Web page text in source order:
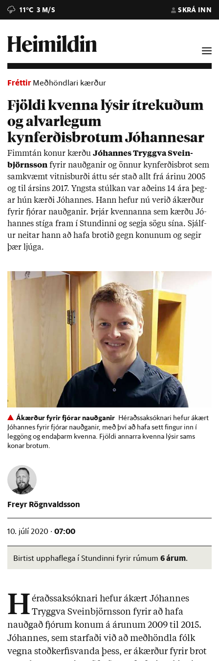
11°C 3 M/S SKRÁ INN
Fréttir Meðhöndlari kærður
Fjöldi kvenna lýsir ítrekuðum
og alvarlegum
kynferðisbrotum Jóhannesar
Fimmtán kon­ur kærðu Jó­hann­es Tryggva Svein­
björns­son fyr­ir nauðg­an­ir og önn­ur kyn­ferð­is­brot sem
sam­kvæmt vitn­is­burði áttu sér stað allt frá ár­inu 2005
og til árs­ins 2017. Yngsta stúlk­an var að­eins 14 ára þeg­
ar hún kærði Jó­hann­es. Hann hef­ur nú ver­ið ákærð­ur
fyr­ir fjór­ar nauðg­an­ir. Þrjár kvenn­anna sem kærðu Jó­
hann­es stíga fram í Stund­inni og segja sögu sína. Sjálf­
ur neit­ar hann að hafa brot­ið gegn kon­un­um og seg­ir
þær ljúga.
Ákærður fyrir fjórar nauðganir Héraðssaksóknari hefur ákært
Jóhannes fyrir fjórar nauðganir, með því að hafa sett fingur inn í
leggöng og endaþarm kvenna. Fjöldi annarra kvenna lýsir sams
konar brotum.
Freyr Rögnvaldsson
10. júlí 2020 · 07:00
Birtist upphaflega í Stundinni fyrir rúmum 6 árum.
H éraðssaksóknari hefur ákært Jóhannes
Tryggva Sveinbjörnsson fyrir að hafa
nauðgað fjórum konum á árunum 2009 til 2015.
Jóhannes, sem starfaði við að meðhöndla fólk
vegna stoðkerfisvanda þess, er ákærður fyrir brot